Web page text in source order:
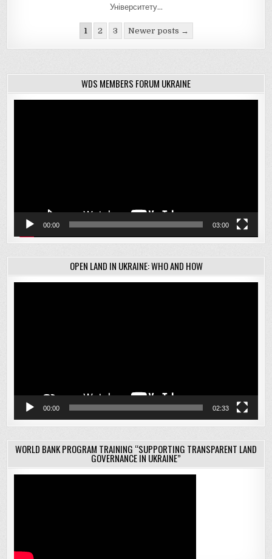
Університету…
Навігація
записів
1 2 3 Newer posts →
WDS MEMBERS FORUM UKRAINE
00:00 03:00
OPEN LAND IN UKRAINE: WHO AND HOW
00:00 02:33
WORLD BANK PROGRAM TRAINING “SUPPORTING TRANSPARENT LAND
GOVERNANCE IN UKRAINE”